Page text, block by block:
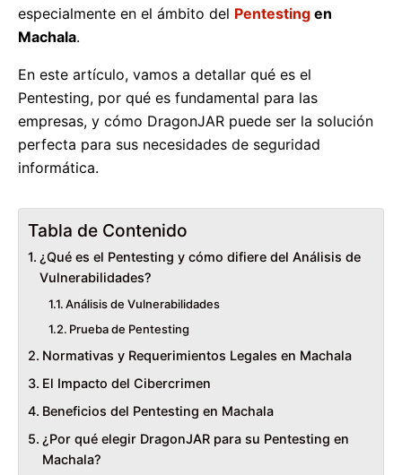
especialmente en el ámbito del Pentesting en
Machala.
En este artículo, vamos a detallar qué es el
Pentesting, por qué es fundamental para las
empresas, y cómo DragonJAR puede ser la solución
perfecta para sus necesidades de seguridad
informática.
Tabla de Contenido
¿Qué es el Pentesting y cómo difiere del Análisis de
Vulnerabilidades?
Análisis de Vulnerabilidades
Prueba de Pentesting
Normativas y Requerimientos Legales en Machala
El Impacto del Cibercrimen
Beneficios del Pentesting en Machala
¿Por qué elegir DragonJAR para su Pentesting en
Machala?